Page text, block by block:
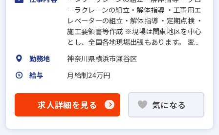
ーラクレーンの組立・解体指導 ・工事用エ
レベーターの組立・解体指導 ・定期点検 ・
施工要領書等作成 ※現場は関東地区を中心
とし、全国各地現場出張もあります。 変...
勤務地
神奈川県横浜市瀬谷区
給与
月給制24万円
求人詳細を見る 気になる